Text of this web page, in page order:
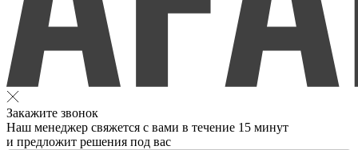
Закажите звонок
Наш менеджер свяжется с вами в течение 15 минут
и предложит решения под вас